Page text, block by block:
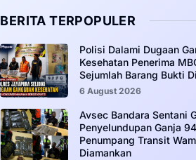
BERITA TERPOPULER
‎Polisi Dalami Dugaan
Kesehatan Penerima
Sejumlah Barang Bukti
6 August 2026
Avsec Bandara Sentani
Penyelundupan Ganja
Penumpang Transit
Diamankan